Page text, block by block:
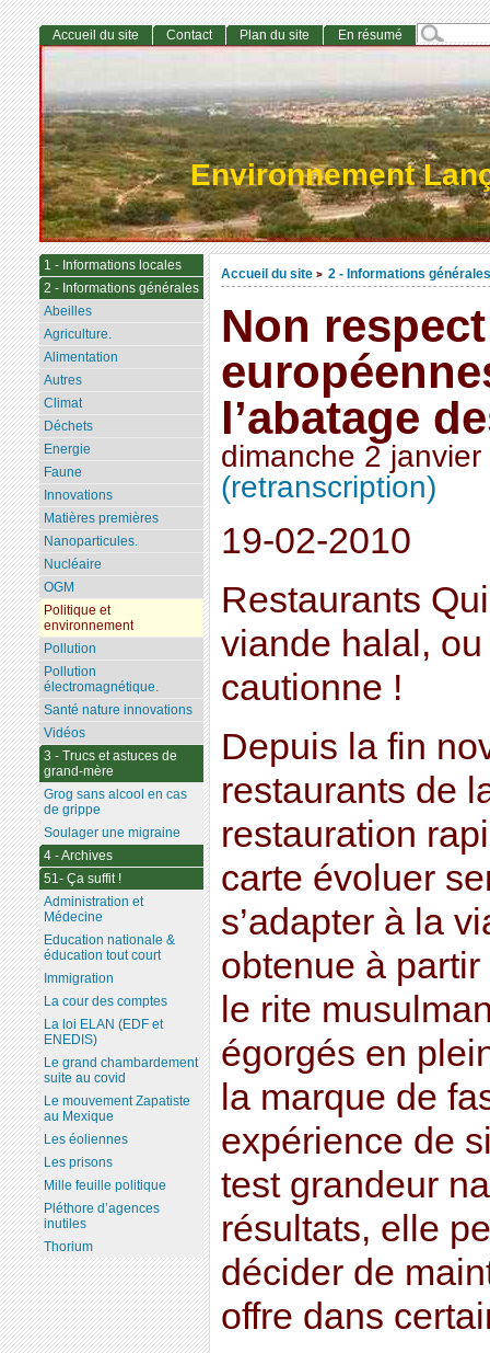
Environnement
Accueil du site > 2 - Informations générales
Non
l’abatage
dimanche 2 janvier
(retranscription)
19-02-2010
Restaurants
viande halal, ou
cautionne !
Depuis la fin
restaurants de
restauration
carte évoluer
s’adapter à la
obtenue à partir
le rite
égorgés en
la marque de
expérience de
test grandeur
résultats, elle
décider de
offre dans
Accueil du site Contact Plan du site En résumé
1 - Informations locales
2 - Informations générales
Abeilles
Agriculture.
Alimentation
Autres
Climat
Déchets
Energie
Faune
Innovations
Matières premières
Nanoparticules.
Nucléaire
OGM
Politique et
environnement
Pollution
Pollution
électromagnétique.
Santé nature innovations
Vidéos
3 - Trucs et astuces de
grand-mère
Grog sans alcool en cas
de grippe
Soulager une migraine
4 - Archives
51- Ça suffit !
Administration et
Médecine
Education nationale &
éducation tout court
Immigration
La cour des comptes
La loi ELAN (EDF et
ENEDIS)
Le grand chambardement
suite au covid
Le mouvement Zapatiste
au Mexique
Les éoliennes
Les prisons
Mille feuille politique
Pléthore d’agences
inutiles
Thorium